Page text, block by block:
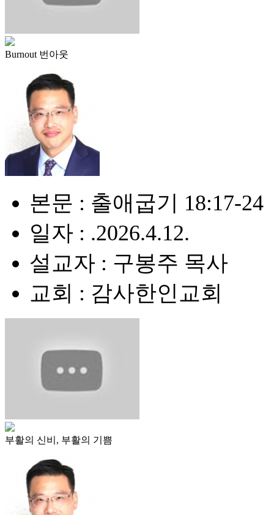
Burnout 번아웃
본문 : 출애굽기 18:17-24
일자 : .2026.4.12.
설교자 : 구봉주 목사
교회 : 감사한인교회
부활의 신비, 부활의 기쁨